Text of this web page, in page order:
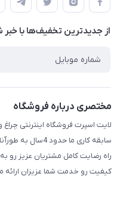
لیست محصولات
درباره ما
حریم خصوصی
راهنما
از جدید‌ترین تخفیف‌ها با‌ خبر
مختصری درباره فروشگاه
لایت اسپرت فروشگاه اینترنتی
سابقه کاری ما
راه رضایت کامل مشتریان عزیز رو
کیفیت رو خدمت شما عزیزان ارائه